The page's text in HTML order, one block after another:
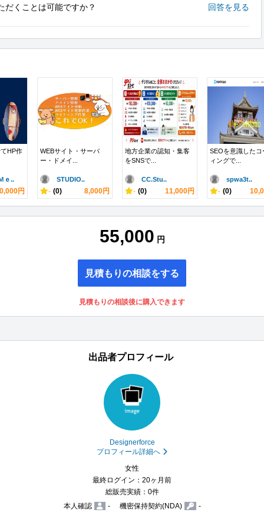
だくことは可能ですか？ 回答を見る
HP作
ｅ..
円
WEBサイト・サーバ
ー・ドメイ...
STUDIO..
- (0) 8,000円
地方企業の認知・集客
をSNSで...
CC.Stu..
- (0) 11,000円
SEOを意識したコ
ィングで...
spwa3t..
- (0)
55,000 円
見積もりの相談をする
見積もりの相談後に購入できます
出品者プロフィール
Designerforce
プロフィール詳細へ
女性
最終ログイン：20ヶ月前
総販売実績：0件
本人確認
- 機密保持契約(NDA) -